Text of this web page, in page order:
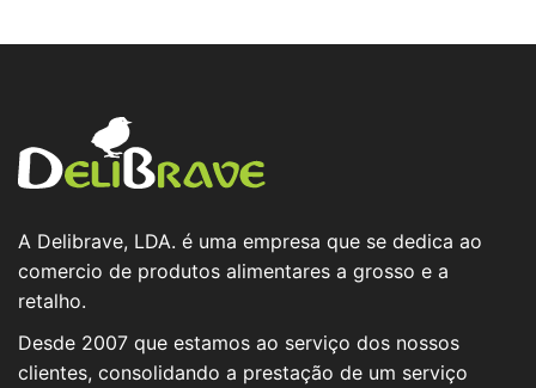
A Delibrave, LDA. é uma empresa que se dedica ao
comercio de produtos alimentares a grosso e a
retalho.
Desde 2007 que estamos ao serviço dos nossos
clientes, consolidando a prestação de um serviço